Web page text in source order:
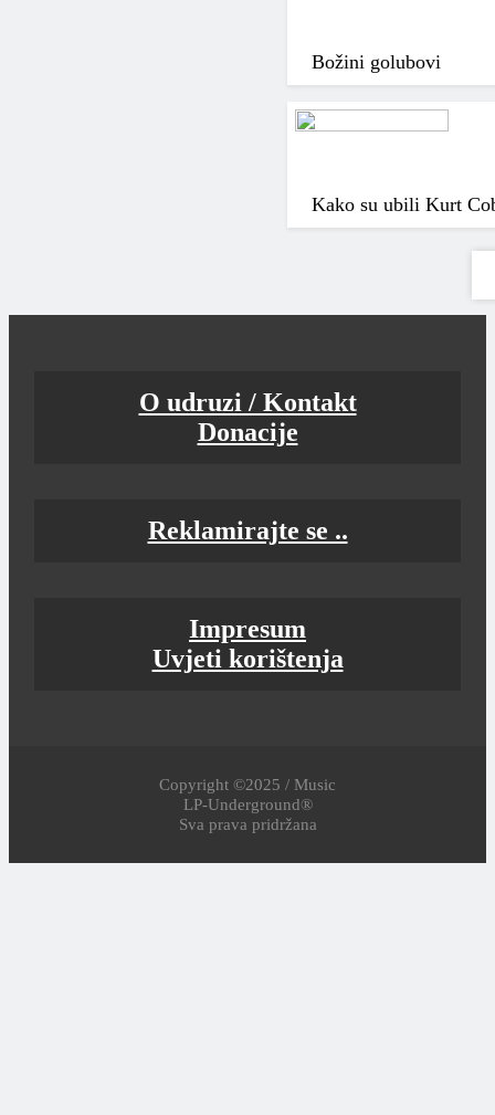
Božini golubovi
Kako su ubili Kurt
O udruzi / Kontakt
Donacije
Reklamirajte se ..
Impresum
Uvjeti korištenja
Copyright ©2025 / Music
LP-Underground®
Sva prava pridržana